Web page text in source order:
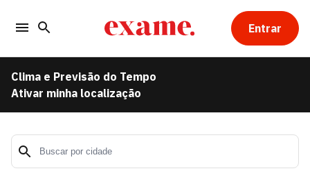
Entrar
Clima e Previsão do Tempo
Ativar minha localização